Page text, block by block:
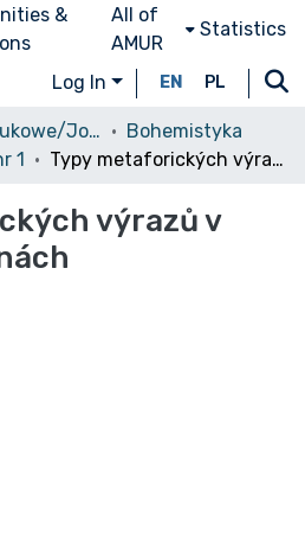
&
All of
AMUR
Statistics
Log In EN PL
Czasopisma naukowe/Journals
Bohemistyka
1
Typy metaforických výrazů v Lidových novinách
výrazů v